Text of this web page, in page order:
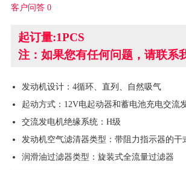
客户问答 0
起订量:1PCS
注：如果您有任何问题，请联系
发动机设计：4循环、直列、自然吸气
起动方式：12V电起动器和蓄电池充电交流
交流发电机绝缘系统：H级
发动机空气滤清器类型：带阻力指示器的干
润滑油过滤器类型：旋装式全流量过滤器